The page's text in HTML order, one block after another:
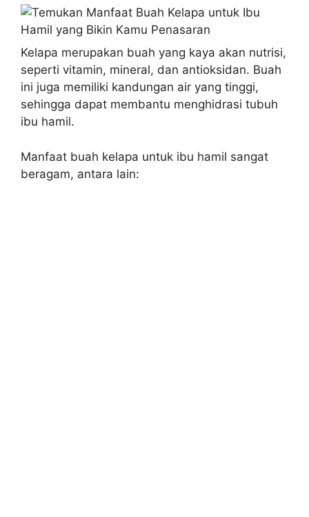
Kelapa merupakan buah yang kaya akan nutrisi,
seperti vitamin, mineral, dan antioksidan. Buah
ini juga memiliki kandungan air yang tinggi,
sehingga dapat membantu menghidrasi tubuh
ibu hamil.
Manfaat buah kelapa untuk ibu hamil sangat
beragam, antara lain: